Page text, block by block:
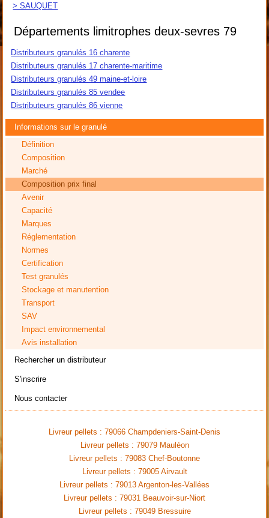
> SAUQUET
Départements limitrophes deux-sevres 79
Distributeurs granulés 16 charente
Distributeurs granulés 17 charente-maritime
Distributeurs granulés 49 maine-et-loire
Distributeurs granulés 85 vendee
Distributeurs granulés 86 vienne
Informations sur le granulé
Définition
Composition
Marché
Composition prix final
Avenir
Capacité
Marques
Réglementation
Normes
Certification
Test granulés
Stockage et manutention
Transport
SAV
Impact environnemental
Avis installation
Rechercher un distributeur
S'inscrire
Nous contacter
Livreur pellets : 79066 Champdeniers-Saint-Denis
Livreur pellets : 79079 Mauléon
Livreur pellets : 79083 Chef-Boutonne
Livreur pellets : 79005 Airvault
Livreur pellets : 79013 Argenton-les-Vallées
Livreur pellets : 79031 Beauvoir-sur-Niort
Livreur pellets : 79049 Bressuire